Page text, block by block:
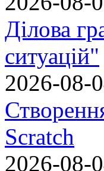
Ділова
ситуацій"
2026-08-
Scratch
2026-08-